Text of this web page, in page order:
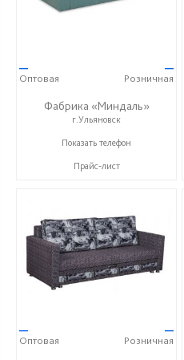
—
Оптовая
—
Розничная
Фабрика «Миндаль»
г.Ульяновск
+7 (927) 630-62-82
Показать телефон
Прайс-лист
—
Оптовая
—
Розничная